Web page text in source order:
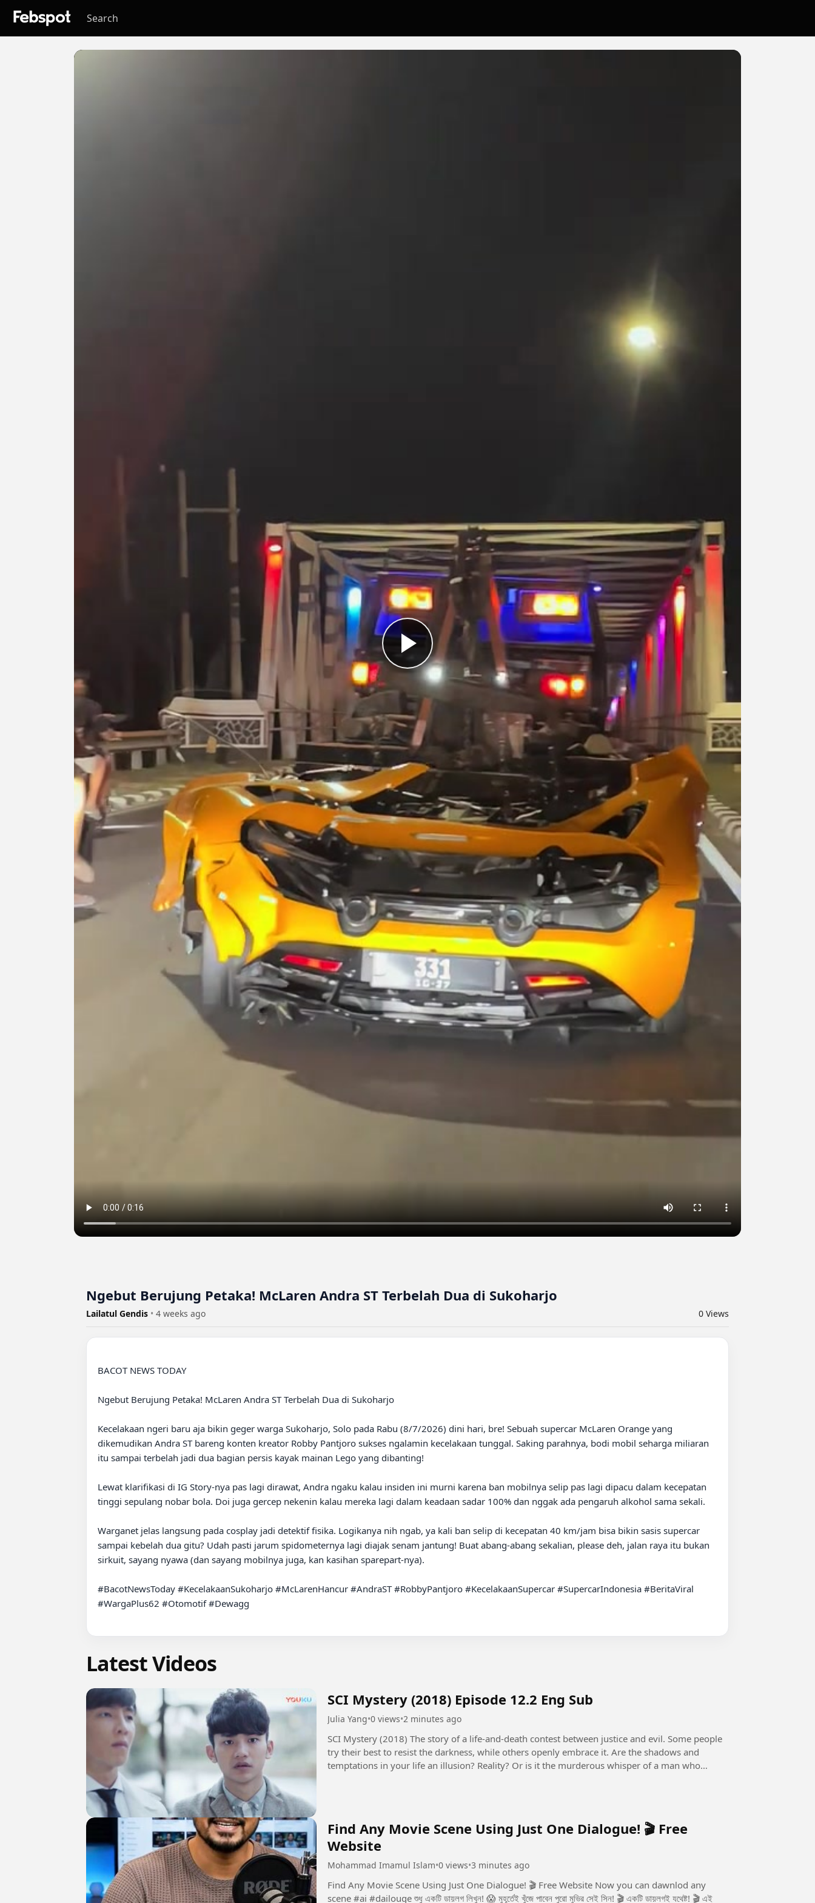
Ngebut Berujung Petaka! McLaren Andra ST Terbelah Dua di Sukoharjo
Lailatul Gendis • 4 weeks ago 0 Views
BACOT NEWS TODAY
Ngebut Berujung Petaka! McLaren Andra ST Terbelah Dua di Sukoharjo
Kecelakaan ngeri baru aja bikin geger warga Sukoharjo, Solo pada Rabu (8/7/2026) dini hari, bre! Sebuah supercar McLaren Orange yang
dikemudikan Andra ST bareng konten kreator Robby Pantjoro sukses ngalamin kecelakaan tunggal. Saking parahnya, bodi mobil seharga miliaran
itu sampai terbelah jadi dua bagian persis kayak mainan Lego yang dibanting!
Lewat klarifikasi di IG Story-nya pas lagi dirawat, Andra ngaku kalau insiden ini murni karena ban mobilnya selip pas lagi dipacu dalam kecepatan
tinggi sepulang nobar bola. Doi juga gercep nekenin kalau mereka lagi dalam keadaan sadar 100% dan nggak ada pengaruh alkohol sama sekali.
Warganet jelas langsung pada cosplay jadi detektif fisika. Logikanya nih ngab, ya kali ban selip di kecepatan 40 km/jam bisa bikin sasis supercar
sampai kebelah dua gitu? Udah pasti jarum spidometernya lagi diajak senam jantung! Buat abang-abang sekalian, please deh, jalan raya itu bukan
sirkuit, sayang nyawa (dan sayang mobilnya juga, kan kasihan sparepart-nya).
#BacotNewsToday #KecelakaanSukoharjo #McLarenHancur #AndraST #RobbyPantjoro #KecelakaanSupercar #SupercarIndonesia #BeritaViral
#WargaPlus62 #Otomotif #Dewagg
Latest Videos
SCI Mystery (2018) Episode 12.2 Eng Sub
Julia Yang•0 views•2 minutes ago
SCI Mystery (2018) The story of a life-and-death contest between justice and evil. Some people
try their best to resist the darkness, while others openly embrace it. Are the shadows and
temptations in your life an illusion? Reality? Or is it the murderous whisper of a man who
Find Any Movie Scene Using Just One Dialogue! 🎬 Free
Website
Mohammad Imamul Islam•0 views•3 minutes ago
Find Any Movie Scene Using Just One Dialogue! 🎬 Free Website Now you can dawnlod any
scene #ai #dailouge শুধু একটি ডায়লগ লিখুন! 😱 মুহূর্তেই খুঁজে পাবেন পুরো মুভির সেই সিন! 🎬 একটি ডায়লগই যথেষ্ট! 🎬 এই